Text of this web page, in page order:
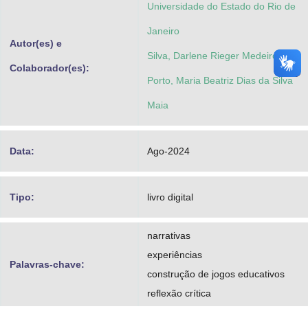
Autor(es) e
Colaborador(es):
Universidade do Estado do Rio de
Janeiro
Silva, Darlene Rieger Medeiros da
Porto, Maria Beatriz Dias da Silva
Maia
Data: Ago-2024
Tipo: livro digital
Palavras-chave:
narrativas
experiências
construção de jogos educativos
reflexão crítica